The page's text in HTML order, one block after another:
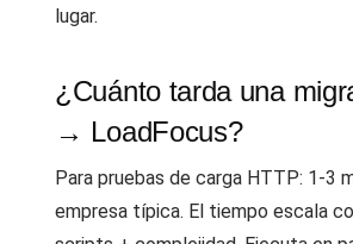
lugar.
¿Cuánto tarda una
→ LoadFocus?
Para pruebas de carga HTTP: 1-3
empresa típica. El tiempo escala